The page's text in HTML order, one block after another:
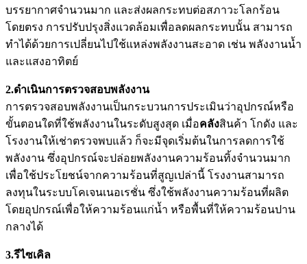
บรรยากาศจำนวนมาก และส่งผลกระทบต่อสภาวะโลกร้อน
โดยตรง การปรับปรุงสิ่งแวดล้อมเพื่อลดผลกระทบนั้น สามารถ
ทำได้ด้วยการเปลี่ยนไปใช้แหล่งพลังงานสะอาด เช่น พลังงานน้ำ
และแสงอาทิตย์
2.ดำเนินการตรวจสอบพลังงาน
การตรวจสอบพลังงานเป็นกระบวนการประเมินว่าอุปกรณ์หรือ
ขั้นตอนใดที่ใช้พลังงานในระดับสูงสุด เมื่อคลังสินค้า โกดัง และ
โรงงานให้เช่าตรวจพบแล้ว ก็จะมีจุดเริ่มต้นในการลดการใช้
พลังงาน ซึ่งอุปกรณ์จะปล่อยพลังงานความร้อนทิ้งจำนวนมาก
เพื่อใช้ประโยชน์จากความร้อนที่สูญเปล่านี้ โรงงานสามารถ
ลงทุนในระบบโคเจนเนอเรชั่น ซึ่งใช้พลังงานความร้อนที่ผลิต
โดยอุปกรณ์เพื่อให้ความร้อนแก่น้ำ หรือพื้นที่ให้ความร้อนปาน
กลางได้
3.รีไซเคิล